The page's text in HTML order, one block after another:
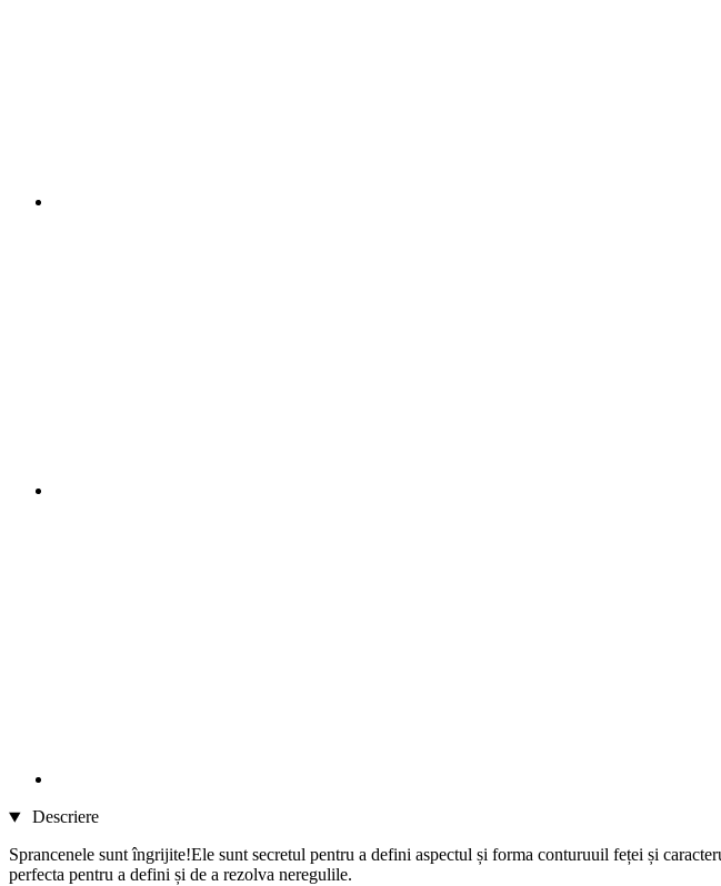
Descriere
Sprancenele sunt îngrijite!Ele sunt secretul pentru a defini aspectul și forma conturuuil feței și
perfecta pentru a defini și de a rezolva neregulile.